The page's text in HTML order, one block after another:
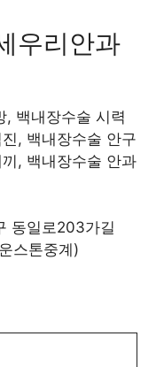
우리안과
, 백내장수술 시력
, 백내장수술 안구
, 백내장수술 안과
동일로203가길
스톤중계)